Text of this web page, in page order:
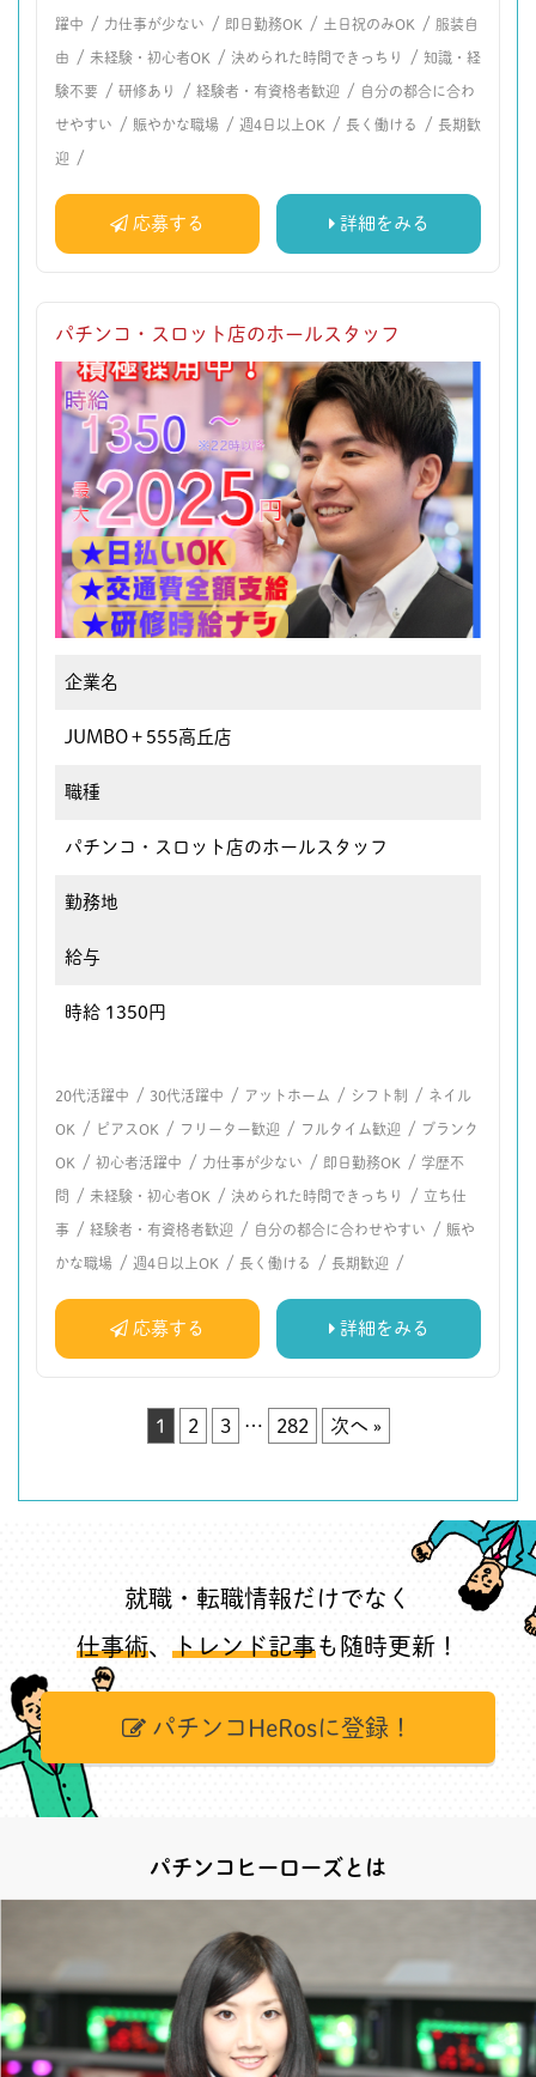
躍中 / 力仕事が少ない / 即日勤務OK / 土日祝のみOK / 服装自
由 / 未経験・初心者OK / 決められた時間できっちり / 知識・経
験不要 / 研修あり / 経験者・有資格者歓迎 / 自分の都合に合わ
せやすい / 賑やかな職場 / 週4日以上OK / 長く働ける / 長期歓
迎 /
応募する 詳細をみる
パチンコ・スロット店のホールスタッフ
企業名
JUMBO＋555高丘店
職種
パチンコ・スロット店のホールスタッフ
勤務地
給与
時給 1350円
20代活躍中 / 30代活躍中 / アットホーム / シフト制 / ネイル
OK / ピアスOK / フリーター歓迎 / フルタイム歓迎 / ブランク
OK / 初心者活躍中 / 力仕事が少ない / 即日勤務OK / 学歴不
問 / 未経験・初心者OK / 決められた時間できっちり / 立ち仕
事 / 経験者・有資格者歓迎 / 自分の都合に合わせやすい / 賑や
かな職場 / 週4日以上OK / 長く働ける / 長期歓迎 /
応募する 詳細をみる
1 2 3 … 282 次へ »
就職・転職情報だけでなく
仕事術、 トレンド記事も随時更新！
パチンコHeRosに登録！
パチンコヒーローズとは